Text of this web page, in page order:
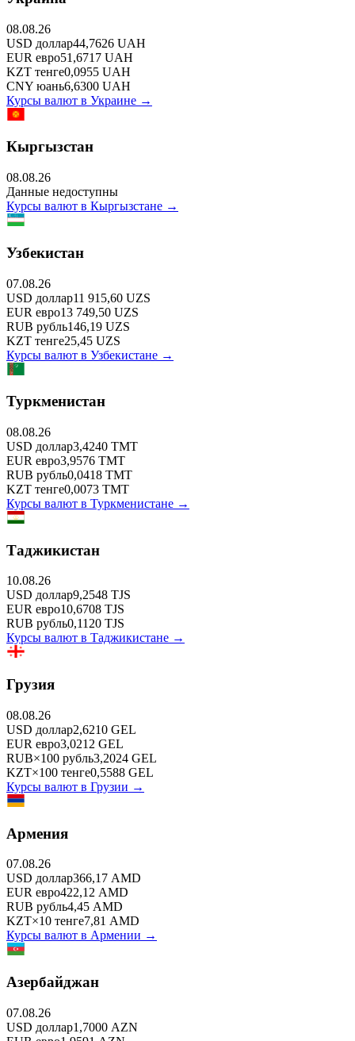
08.08.26
USD доллар44,7626 UAH
EUR евро51,6717 UAH
KZT тенге0,0955 UAH
CNY юань6,6300 UAH
Курсы валют в Украине →
Кыргызстан
08.08.26
Данные недоступны
Курсы валют в Кыргызстане →
Узбекистан
07.08.26
USD доллар11 915,60 UZS
EUR евро13 749,50 UZS
RUB рубль146,19 UZS
KZT тенге25,45 UZS
Курсы валют в Узбекистане →
Туркменистан
08.08.26
USD доллар3,4240 TMT
EUR евро3,9576 TMT
RUB рубль0,0418 TMT
KZT тенге0,0073 TMT
Курсы валют в Туркменистане →
Таджикистан
10.08.26
USD доллар9,2548 TJS
EUR евро10,6708 TJS
RUB рубль0,1120 TJS
Курсы валют в Таджикистане →
Грузия
08.08.26
USD доллар2,6210 GEL
EUR евро3,0212 GEL
RUB×100 рубль3,2024 GEL
KZT×100 тенге0,5588 GEL
Курсы валют в Грузии →
Армения
07.08.26
USD доллар366,17 AMD
EUR евро422,12 AMD
RUB рубль4,45 AMD
KZT×10 тенге7,81 AMD
Курсы валют в Армении →
Азербайджан
07.08.26
USD доллар1,7000 AZN